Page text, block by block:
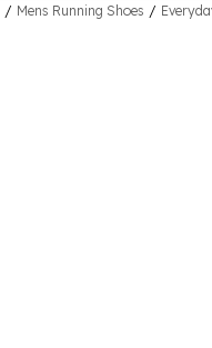
/ Mens Running Shoes /